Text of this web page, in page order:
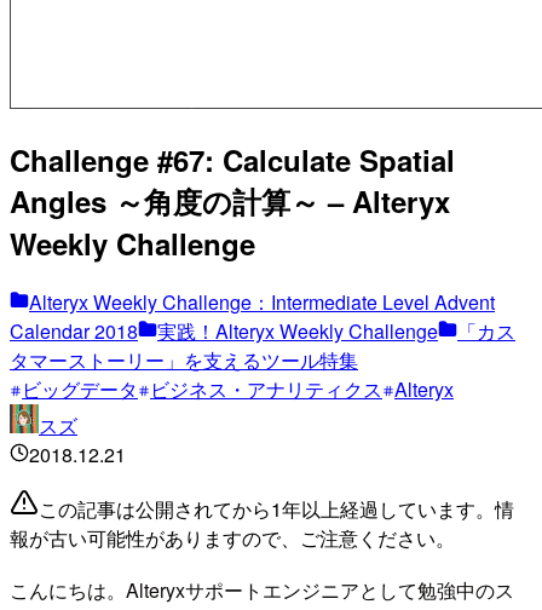
Challenge #67: Calculate Spatial
Angles ～角度の計算～ – Alteryx
Weekly Challenge
Alteryx Weekly Challenge：Intermediate Level Advent
Calendar 2018
実践！Alteryx Weekly Challenge
「カス
タマーストーリー」を支えるツール特集
ビッグデータ
ビジネス・アナリティクス Alteryx
スズ
2018.12.21
この記事は公開されてから1年以上経過しています。情
報が古い可能性がありますので、ご注意ください。
こんにちは。Alteryxサポートエンジニアとして勉強中のス